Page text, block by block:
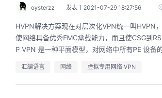
oysterzz 发表于2021-07-29 18:27:56
HVPN解决方案现在对层次化VPN统一叫HVPN
使网络具备优秀FMC承载能力，而且使CSG到
P VPN 是一种平面模型，对网络中所有PE 设备
汇编语言 网络 虚拟专用网络 VPN